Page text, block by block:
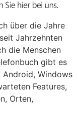
über die Jahre
Jahrzehnten
die Menschen
gibt es
Windows
Features,
Orten,